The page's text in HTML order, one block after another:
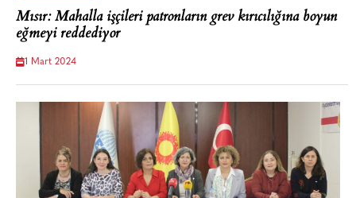
Mısır: Mahalla işçileri patronların grev kırıcılığına boyun
eğmeyi reddediyor
1 Mart 2024